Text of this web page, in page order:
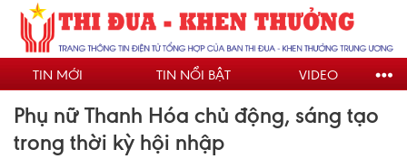
Nhảy
đến
nội
dungTIN MỚI TIN NỔI BẬT VIDEO
Phụ nữ Thanh Hóa chủ động, sáng tạo
trong thời kỳ hội nhập